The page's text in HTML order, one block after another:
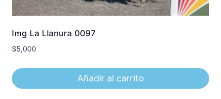
Img La Llanura 0097
$5,000
Añadir al carrito